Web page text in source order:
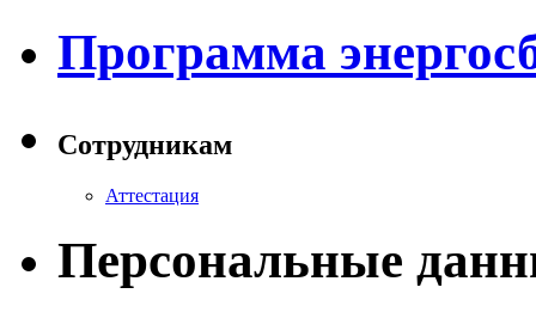
Программа
Сотрудникам
Аттестация
Персональные